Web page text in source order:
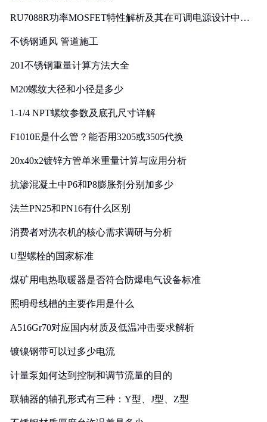
RU7088R功率MOSFET特性解析及其在可调电源设计中的
不锈钢通风 管道施工
201不锈钢重量计算方法大全
M20螺纹大径和小径是多少
1-1/4 NPT螺纹参数及底孔尺寸详解
F1010E是什么管？能否用3205或3505代换
20x40x2镀锌方管单米重量计算与应用分析
抗渗混凝土中P6和P8膨胀剂分别加多少
法兰PN25和PN16有什么区别
消费者对洗衣机的核心需求调研与分析
U型螺栓的国家标准
煤矿用电热取暖器是否符合防爆电气设备标准
照明母线槽的主要作用是什么
A516Gr70对应国内材质及低温冲击要求解析
镀镍钢带可以过多少电流
计量泵如何达到控制和调节流量的目的
联轴器的轴孔形式有三种：Y型、J型、Z型